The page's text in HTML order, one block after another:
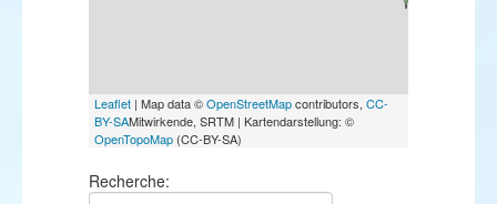
Leaflet | Map data ©OpenStreetMapcontributors, CC-
BY-SAMitwirkende, SRTM | Kartendarstellung: ©
OpenTopoMap (CC-BY-SA)
Recherche: